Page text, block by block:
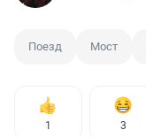
Поезд Мост
1 3